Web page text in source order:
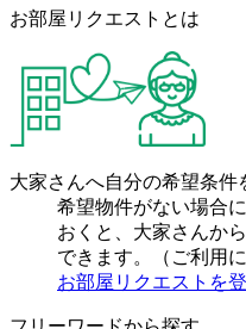
お部屋リクエストとは
大家さんへ自分の希望条件
希望物件がない場合
おくと、大家さんか
できます。（ご利用
お部屋リクエストを